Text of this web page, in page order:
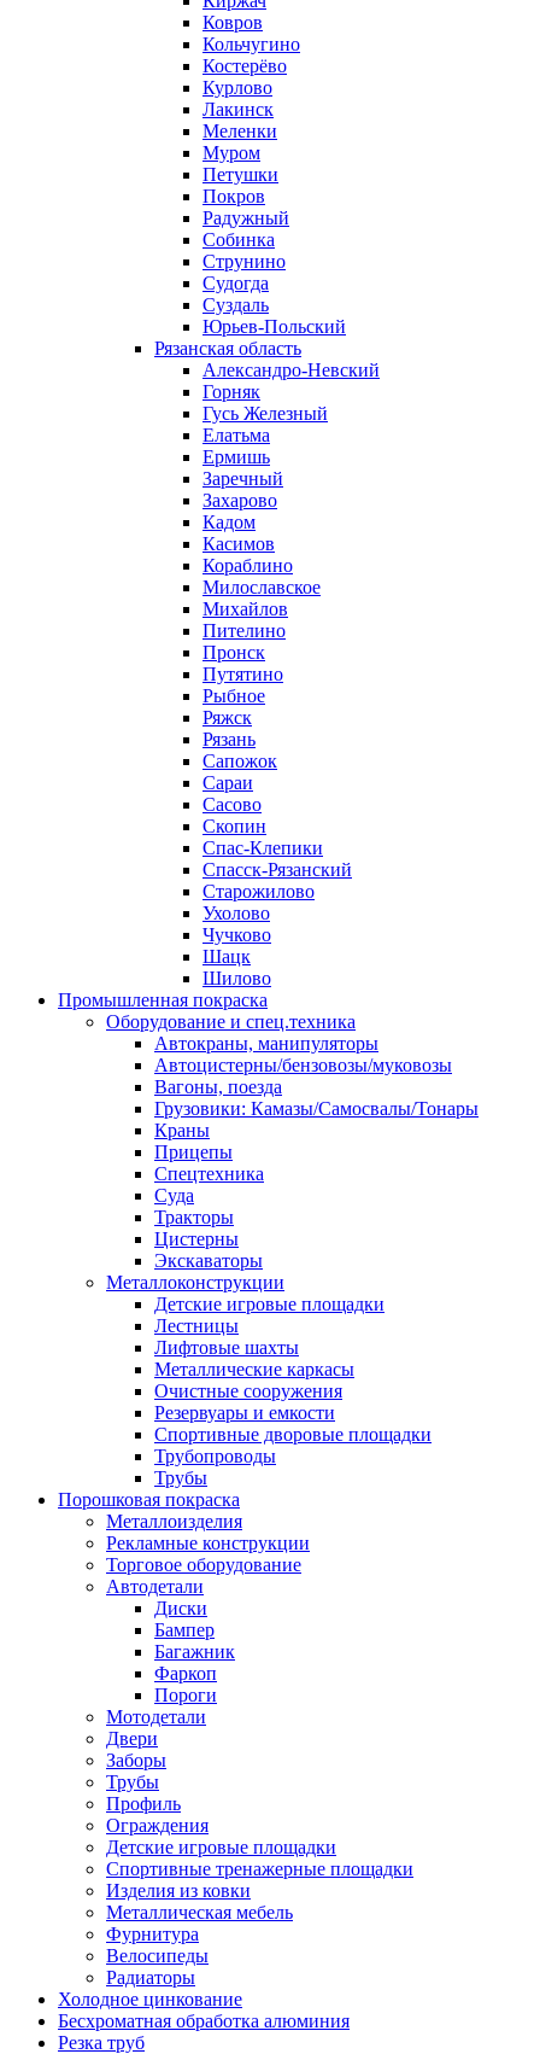
Ковров
Кольчугино
Костерёво
Курлово
Лакинск
Меленки
Муром
Петушки
Покров
Радужный
Собинка
Струнино
Судогда
Суздаль
Юрьев-Польский
Рязанская область
Александро-Невский
Горняк
Гусь Железный
Елатьма
Ермишь
Заречный
Захарово
Кадом
Касимов
Кораблино
Милославское
Михайлов
Пителино
Пронск
Путятино
Рыбное
Ряжск
Рязань
Сапожок
Сараи
Сасово
Скопин
Спас-Клепики
Спасск-Рязанский
Старожилово
Ухолово
Чучково
Шацк
Шилово
Промышленная покраска
Оборудование и спец.техника
Автокраны, манипуляторы
Автоцистерны/бензовозы/муковозы
Вагоны, поезда
Грузовики: Камазы/Самосвалы/Тонары
Краны
Прицепы
Спецтехника
Суда
Тракторы
Цистерны
Экскаваторы
Металлоконструкции
Детские игровые площадки
Лестницы
Лифтовые шахты
Металлические каркасы
Очистные сооружения
Резервуары и емкости
Спортивные дворовые площадки
Трубопроводы
Трубы
Порошковая покраска
Металлоизделия
Рекламные конструкции
Торговое оборудование
Автодетали
Диски
Бампер
Багажник
Фаркоп
Пороги
Мотодетали
Двери
Заборы
Трубы
Профиль
Ограждения
Детские игровые площадки
Спортивные тренажерные площадки
Изделия из ковки
Металлическая мебель
Фурнитура
Велосипеды
Радиаторы
Холодное цинкование
Бесхроматная обработка алюминия
Резка труб